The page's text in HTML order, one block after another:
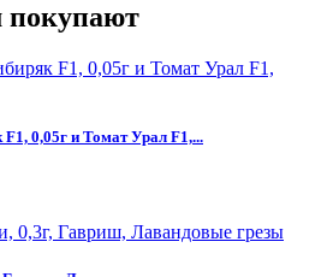
покупают
0,05г и Томат Урал F1,...